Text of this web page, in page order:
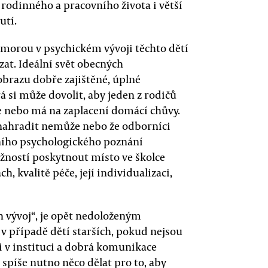
a pracovního života i větší
v psychickém vývoji těchto dětí
Ideální svět obecných
dobře zajištěné, úplné
si může dovolit, aby jeden z rodičů
má na zaplacení domácí chůvy.
nemůže nebo že odborníci
psychologického poznání
poskytnout místo ve školce
kvalitě péče, její individualizaci,
vývoj“, je opět nedoloženým
případě dětí starších, pokud nejsou
instituci a dobrá komunikace
nutno něco dělat pro to, aby